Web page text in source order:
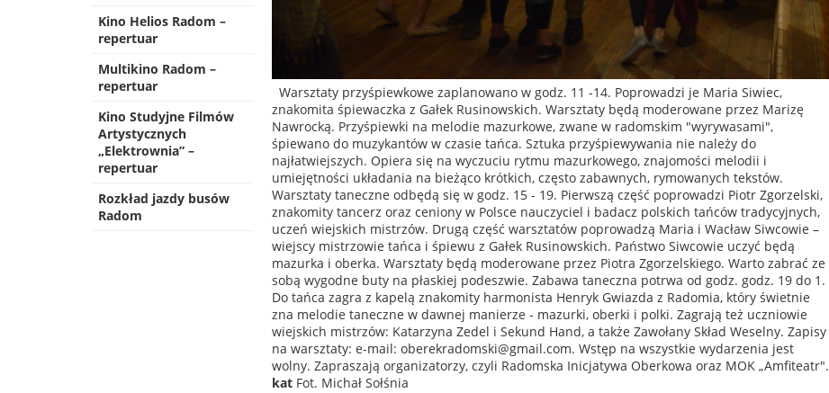
Kino Helios Radom –
repertuar
Multikino Radom –
repertuar
Kino Studyjne Filmów
Artystycznych
„Elektrownia” –
repertuar
Rozkład jazdy busów
Radom
Warsztaty przyśpiewkowe zaplanowano w godz. 11 -14. Poprowadzi je Maria Siwiec,
znakomita śpiewaczka z Gałek Rusinowskich. Warsztaty będą moderowane przez Marizę
Nawrocką. Przyśpiewki na melodie mazurkowe, zwane w radomskim "wyrywasami",
śpiewano do muzykantów w czasie tańca. Sztuka przyśpiewywania nie należy do
najłatwiejszych. Opiera się na wyczuciu rytmu mazurkowego, znajomości melodii i
umiejętności układania na bieżąco krótkich, często zabawnych, rymowanych tekstów.
Warsztaty taneczne odbędą się w godz. 15 - 19. Pierwszą część poprowadzi Piotr Zgorzelski,
znakomity tancerz oraz ceniony w Polsce nauczyciel i badacz polskich tańców tradycyjnych,
uczeń wiejskich mistrzów. Drugą część warsztatów poprowadzą Maria i Wacław Siwcowie –
wiejscy mistrzowie tańca i śpiewu z Gałek Rusinowskich. Państwo Siwcowie uczyć będą
mazurka i oberka. Warsztaty będą moderowane przez Piotra Zgorzelskiego. Warto zabrać ze
sobą wygodne buty na płaskiej podeszwie. Zabawa taneczna potrwa od godz. godz. 19 do 1.
Do tańca zagra z kapelą znakomity harmonista Henryk Gwiazda z Radomia, który świetnie
zna melodie taneczne w dawnej manierze - mazurki, oberki i polki. Zagrają też uczniowie
wiejskich mistrzów: Katarzyna Zedel i Sekund Hand, a także Zawołany Skład Weselny. Zapisy
na warsztaty: e-mail: oberekradomski@gmail.com. Wstęp na wszystkie wydarzenia jest
wolny. Zapraszają organizatorzy, czyli Radomska Inicjatywa Oberkowa oraz MOK „Amfiteatr".
kat Fot. Michał Sołśnia